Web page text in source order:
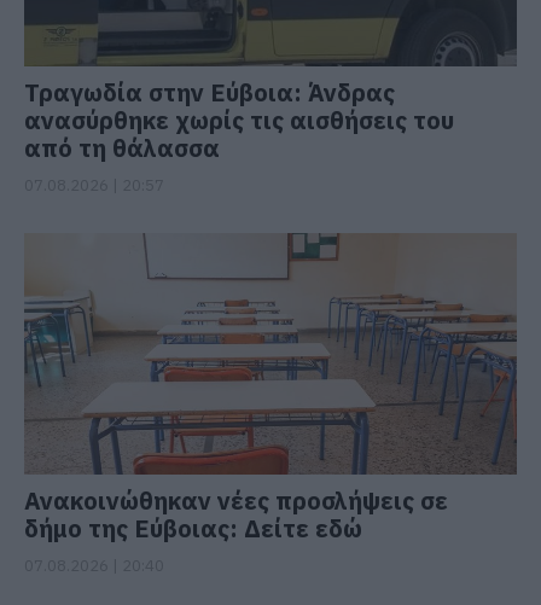
Τραγωδία στην Εύβοια: Άνδρας
ανασύρθηκε χωρίς τις αισθήσεις του
από τη θάλασσα
Ανακοινώθηκαν νέες προσλήψεις σε
δήμο της Εύβοιας: Δείτε εδώ